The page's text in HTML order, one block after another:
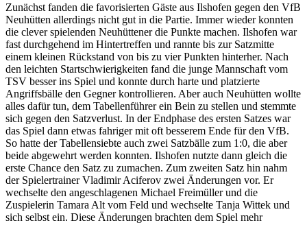
Zunächst fanden die favorisierten Gäste aus Ilshofen gegen den VfB
Neuhütten allerdings nicht gut in die Partie. Immer wieder konnten
die clever spielenden Neuhüttener die Punkte machen. Ilshofen war
fast durchgehend im Hintertreffen und rannte bis zur Satzmitte
einem kleinen Rückstand von bis zu vier Punkten hinterher. Nach
den leichten Startschwierigkeiten fand die junge Mannschaft vom
TSV besser ins Spiel und konnte durch harte und platzierte
Angriffsbälle den Gegner kontrollieren. Aber auch Neuhütten wollte
alles dafür tun, dem Tabellenführer ein Bein zu stellen und stemmte
sich gegen den Satzverlust. In der Endphase des ersten Satzes war
das Spiel dann etwas fahriger mit oft besserem Ende für den VfB.
So hatte der Tabellensiebte auch zwei Satzbälle zum 1:0, die aber
beide abgewehrt werden konnten. Ilshofen nutzte dann gleich die
erste Chance den Satz zu zumachen. Zum zweiten Satz hin nahm
der Spielertrainer Vladimir Aciferov zwei Änderungen vor. Er
wechselte den angeschlagenen Michael Freimüller und die
Zuspielerin Tamara Alt vom Feld und wechselte Tanja Wittek und
sich selbst ein. Diese Änderungen brachten dem Spiel mehr